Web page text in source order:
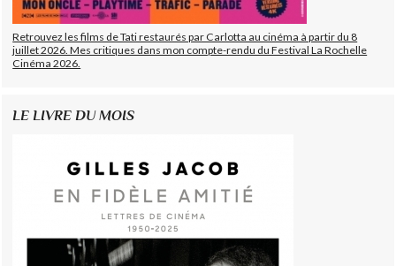
Retrouvez les films de Tati restaurés par Carlotta au cinéma à partir du 8
juillet 2026. Mes critiques dans mon compte-rendu du Festival La Rochelle
Cinéma 2026.
LE LIVRE DU MOIS